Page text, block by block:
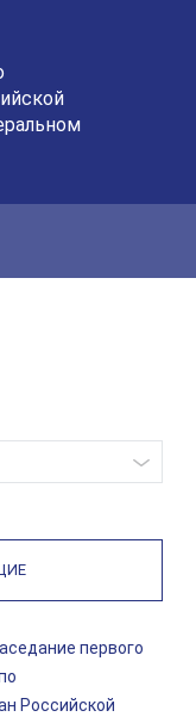
первого
Российской